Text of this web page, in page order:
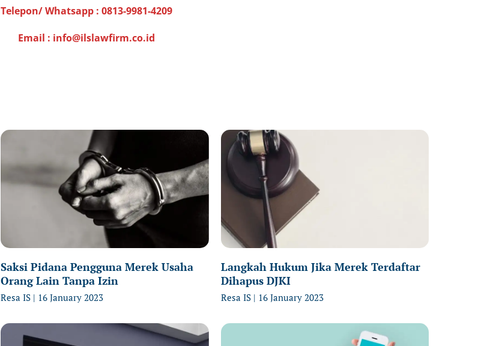
Telepon/ Whatsapp : 0813-9981-4209
Email : info@ilslawfirm.co.id
Saksi Pidana Pengguna Merek Usaha
Orang Lain Tanpa Izin
Resa IS 16 January 2023
Langkah Hukum Jika Merek Terdaftar
Dihapus DJKI
Resa IS 16 January 2023
Page Page PagePage